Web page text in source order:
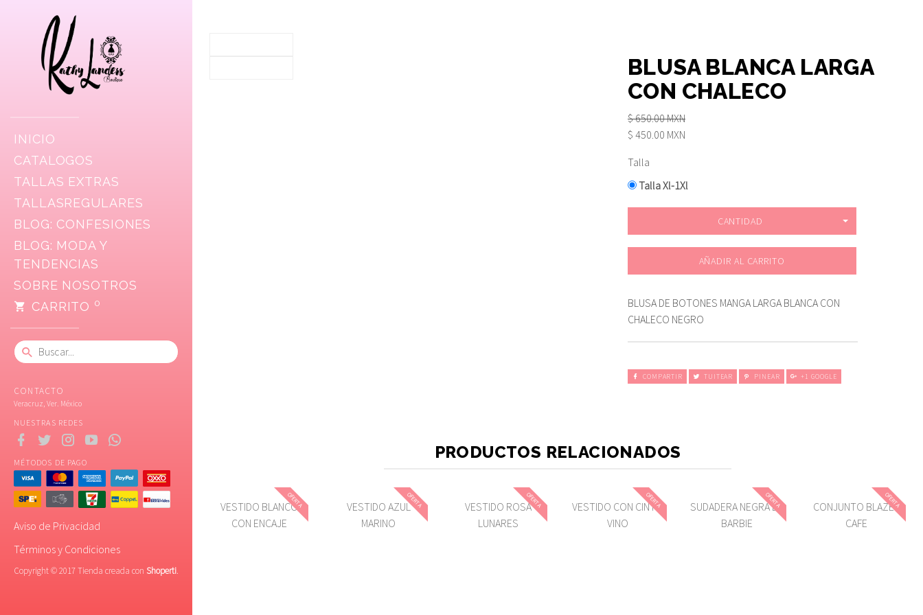
INICIO
CATALOGOS
TALLAS EXTRAS
TALLASREGULARES
BLOG: CONFESIONES
BLOG: MODA Y
TENDENCIAS
SOBRE NOSOTROS
CARRITO 0
CONTACTO
Veracruz, Ver. México
NUESTRAS REDES
MÉTODOS DE PAGO
Aviso de Privacidad
Términos y Condiciones
Copyright © 2017 Tienda creada con Shoperti.
BLUSA BLANCA LARGA
CON CHALECO
$ 650.00 MXN
$ 450.00 MXN
Talla
Talla Xl-1Xl
CANTIDAD
AÑADIR AL CARRITO
BLUSA DE BOTONES MANGA LARGA BLANCA CON
CHALECO NEGRO
COMPARTIR TUITEAR PINEAR +1 GOOGLE
PRODUCTOS RELACIONADOS
OFERTA
VESTIDO BLANCO
CON ENCAJE
OFERTA
VESTIDO AZUL
MARINO
OFERTA
VESTIDO ROSA
LUNARES
OFERTA
VESTIDO CON CINTO
VINO
OFERTA
SUDADERA NEGRA DE
BARBIE
OFERTA
CONJUNTO BLAZER
CAFE